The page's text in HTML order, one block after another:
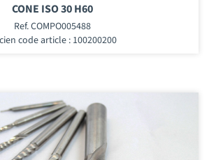
CONE ISO 30 H60
Ref. COMPO005488
code article : 100200200